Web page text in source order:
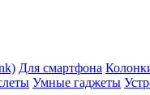
Для смартфона
Умные гаджеты